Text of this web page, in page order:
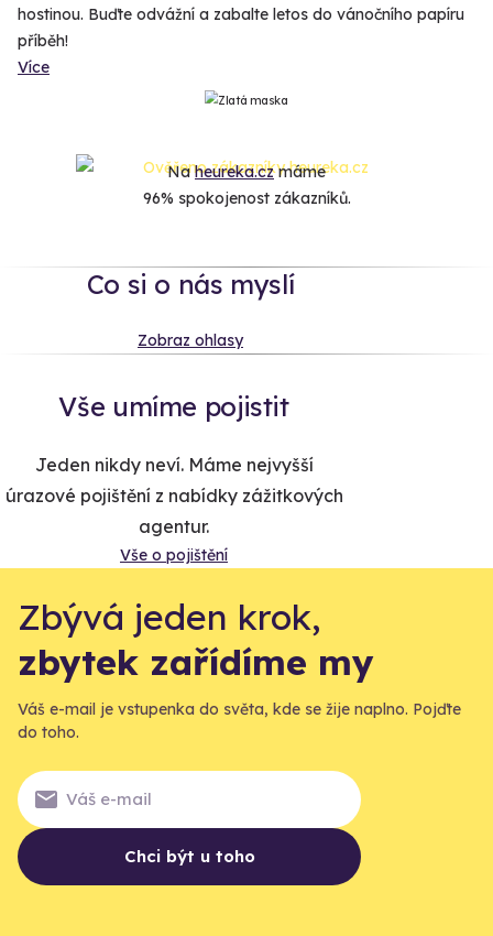
hostinou. Buďte odvážní a zabalte letos do vánočního papíru
příběh!
Více
Naheureka.czmáme
96% spokojenost zákazníků.
Co si o nás myslí
Zobraz ohlasy
Vše umíme pojistit
Jeden nikdy neví. Máme nejvyšší
úrazové pojištění z nabídky zážitkových
agentur.
Vše o pojištění
Zbývá jeden krok,
zbytek zařídíme my
Váš e-mail je vstupenka do světa, kde se žije naplno. Pojďte
do toho.
Chci být u toho